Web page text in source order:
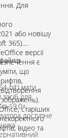
Для
або новішу
365).
версії
є
що
старіших
відео та
bit) мати
для
19.0+.
доступне
-